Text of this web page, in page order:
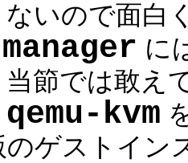
いので面白
に
節では敢え
qemu-kvm
のゲストイン